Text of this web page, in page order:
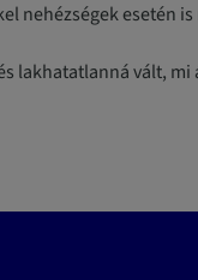
nehézségek esetén
lakhatatlanná vált,